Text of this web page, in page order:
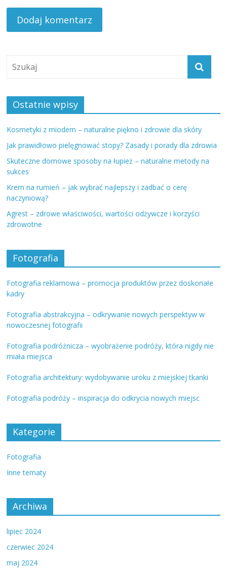
Ostatnie wpisy
Kosmetyki z miodem – naturalne piękno i zdrowie dla skóry
Jak prawidłowo pielęgnować stopy? Zasady i porady dla zdrowia
Skuteczne domowe sposoby na łupież – naturalne metody na
sukces
Krem na rumień – jak wybrać najlepszy i zadbać o cerę
naczyniową?
Agrest – zdrowe właściwości, wartości odżywcze i korzyści
zdrowotne
Fotografia
Fotografia reklamowa – promocja produktów przez doskonałe
kadry
Fotografia abstrakcyjna – odkrywanie nowych perspektyw w
nowoczesnej fotografii
Fotografia podróżnicza – wyobrażenie podróży, która nigdy nie
miała miejsca
Fotografia architektury: wydobywanie uroku z miejskiej tkanki
Fotografia podróży – inspiracja do odkrycia nowych miejsc
Kategorie
Fotografia
Inne tematy
Archiwa
lipiec 2024
czerwiec 2024
maj 2024